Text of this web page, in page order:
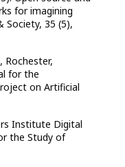
for imagining
Society, 35 (5),
Rochester,
for the
on Artificial
Institute Digital
the Study of